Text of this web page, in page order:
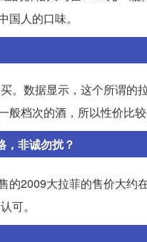
人的口味。
。数据显示，这个所谓
档次的酒，所以性价比
，非诚勿扰？
的2009大拉菲的售价大
可。